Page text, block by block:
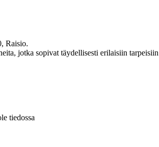
Raisio.
jotka sopivat täydellisesti erilaisiin tarpeisiin
tiedossa